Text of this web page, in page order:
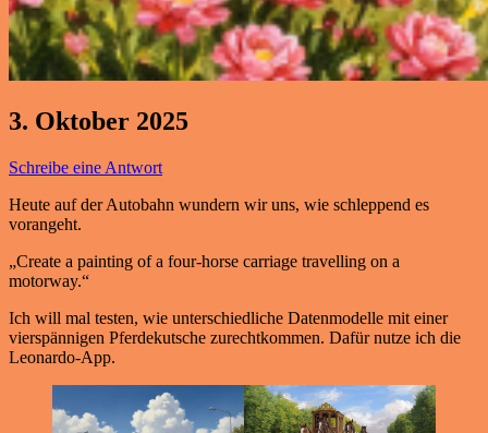
3. Oktober 2025
Schreibe eine Antwort
Heute auf der Autobahn wundern wir uns, wie schleppend es
vorangeht.
„Create a painting of a four-horse carriage travelling on a
motorway.“
Ich will mal testen, wie unterschiedliche Datenmodelle mit einer
vierspännigen Pferdekutsche zurechtkommen. Dafür nutze ich die
Leonardo-App.